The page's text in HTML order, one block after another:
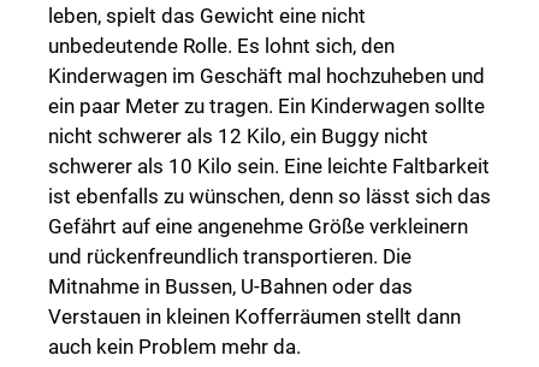
leben, spielt das Gewicht eine nicht
unbedeutende Rolle. Es lohnt sich, den
Kinderwagen im Geschäft mal hochzuheben und
ein paar Meter zu tragen. Ein Kinderwagen sollte
nicht schwerer als 12 Kilo, ein Buggy nicht
schwerer als 10 Kilo sein. Eine leichte Faltbarkeit
ist ebenfalls zu wünschen, denn so lässt sich das
Gefährt auf eine angenehme Größe verkleinern
und rückenfreundlich transportieren. Die
Mitnahme in Bussen, U-Bahnen oder das
Verstauen in kleinen Kofferräumen stellt dann
auch kein Problem mehr da.